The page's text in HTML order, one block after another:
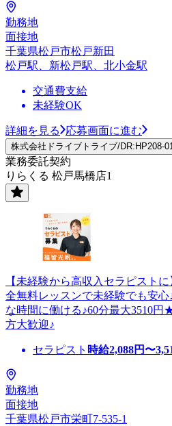
勤務地
面接地
千葉県松戸市松戸新田
松戸駅、新松戸駅、北小金駅
交通費支給
未経験OK
詳細を見る 応募画面に進む
株式会社ドライブトライブ/DR:HP208-
業務委託契約
りらくる 松戸馬橋店1
【未経験から高収入セラピスト
全無料レッスンで未経験でも安
な時間に働ける♪60分最大3510
方大歓迎♪
セラピスト 時給2,088円〜
勤務地
面接地
千葉県松戸市栄町7-535-1